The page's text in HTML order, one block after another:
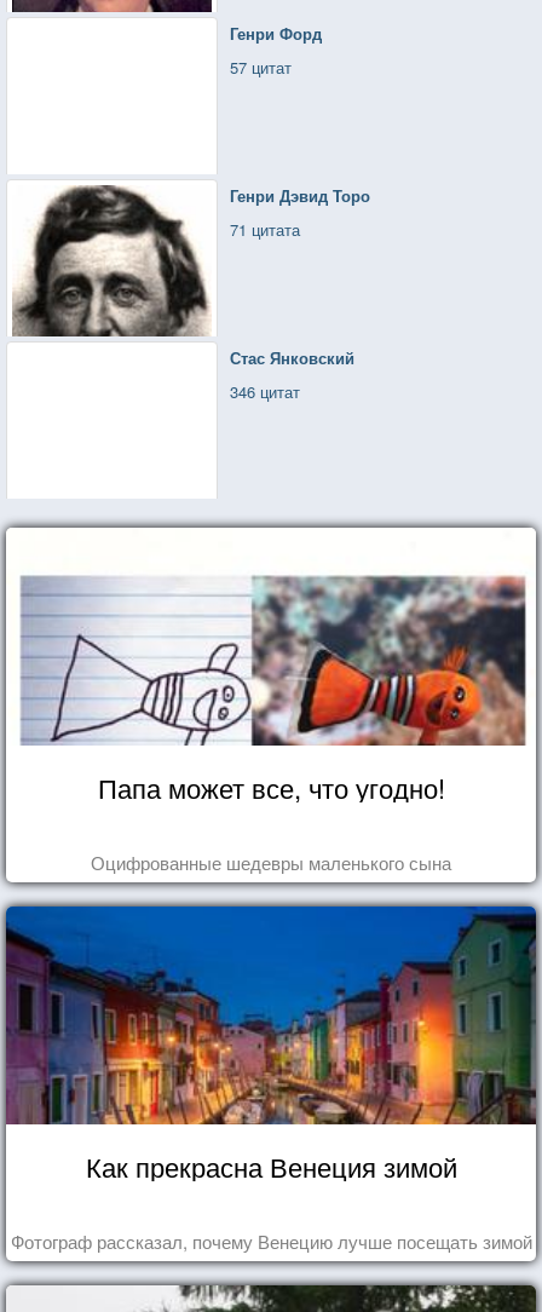
Генри Форд
57 цитат
Генри Дэвид Торо
71 цитата
Стас Янковский
346 цитат
Папа может все, что угодно!
Оцифрованные шедевры маленького сына
Как прекрасна Венеция зимой
Фотограф рассказал, почему Венецию лучше посещать зимой